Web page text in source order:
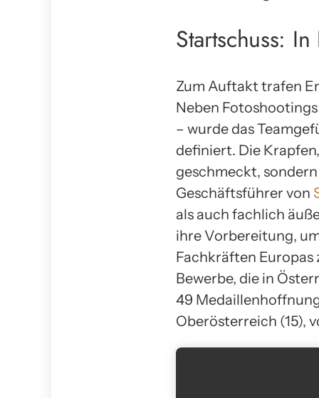
Startschuss: In
Zum Auftakt trafen
Neben
– wurde das
definiert. Die
geschmeckt,
Geschäftsführer von
als auch fachlich
ihre Vorbereitung,
Fachkräften Europas
Bewerbe, die in
49
Oberösterreich (15),